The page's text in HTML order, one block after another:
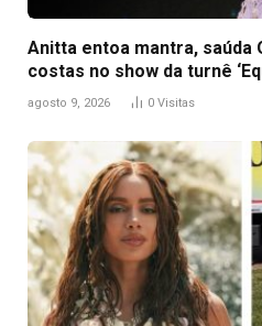
Anitta entoa mantra, saúda
costas no show da turnê
agosto 9, 2026 0 Visitas